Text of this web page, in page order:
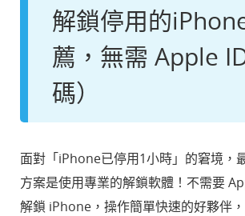
解鎖停用的
薦，無需 Apple
碼）
面對「iPhone已停用1小時」的窘境，
方案是使用專業的解鎖軟體！不需要
解鎖 iPhone，操作簡單快速的好夥伴